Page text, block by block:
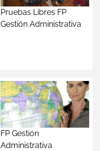
Pruebas Libres FP
Gestión Administrativa
FP Gestión
Administrativa